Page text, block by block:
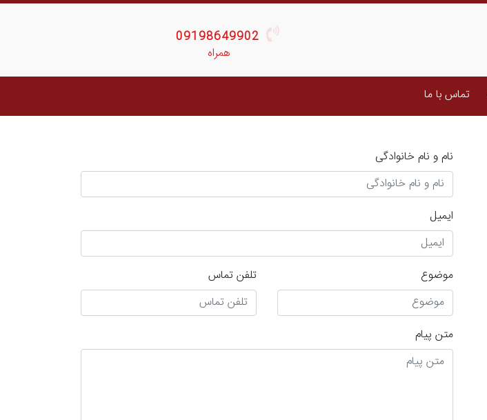
09198649902
همراه
تماس با ما
نام و نام خانوادگی
ایمیل
موضوع تلفن تماس
متن پیام